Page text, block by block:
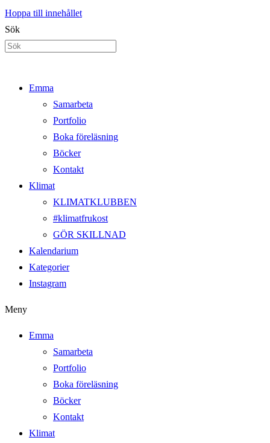
Hoppa till innehållet
Sök
Emma
Samarbeta
Portfolio
Boka föreläsning
Böcker
Kontakt
Klimat
KLIMATKLUBBEN
#klimatfrukost
GÖR SKILLNAD
Kalendarium
Kategorier
Instagram
Meny
Emma
Samarbeta
Portfolio
Boka föreläsning
Böcker
Kontakt
Klimat